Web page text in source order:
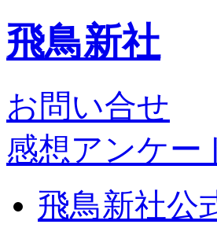
飛鳥新社
お問い合せ
感想アンケー
飛鳥新社公